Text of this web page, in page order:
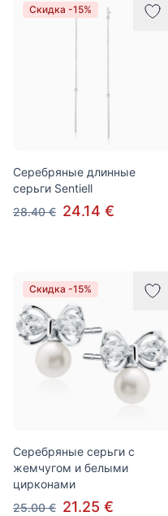
Скидка -15%
Серебряные длинные
серьги Sentiell
28.40 € 24.14 €
Скидка -15%
Серебряные серьги с
жемчугом и белыми
цирконами
25.00 € 21.25 €